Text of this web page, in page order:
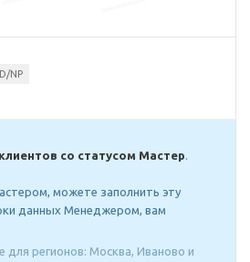
NP
со статусом Мастер.
можете заполнить эту
данных Менеджером, вам
для регионов: Москва, Иваново и